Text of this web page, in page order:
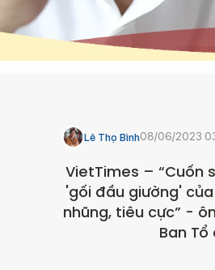
Lê Thọ Bình08/06/2023
VietTimes – “Cuốn
'gối đầu giường'
nhũng, tiêu cực” -
Ban